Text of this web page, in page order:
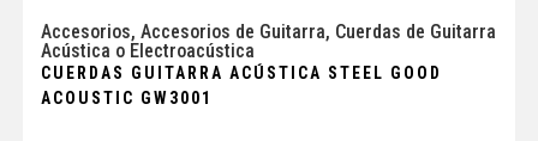
Accesorios, Accesorios de Guitarra, Cuerdas de Guitarra
Acústica o Electroacústica
CUERDAS GUITARRA ACÚSTICA STEEL GOOD
ACOUSTIC GW3001